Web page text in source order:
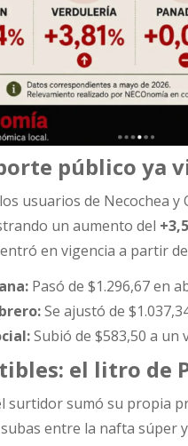
público ya
usuarios de Necochea
un aumento del
en vigencia a partir
Pasó de $1.296,67 en
Se ajustó de
Subió de $583,50 a un
el litro de
surtidor sumó su propia
entre la nafta súper